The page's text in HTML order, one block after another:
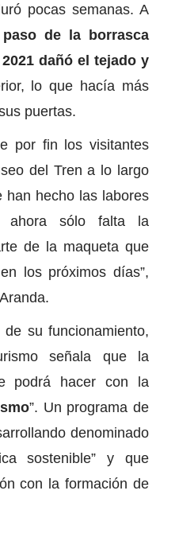
pocas semanas. A
de la borrasca
dañó el tejado y
lo que hacía más
puertas.
por fin los visitantes
del Tren a lo largo
han hecho las labores
ahora sólo falta la
de la maqueta que
los próximos días”,
su funcionamiento,
señala que la
podrá hacer con la
”. Un programa de
denominado
sostenible” y que
con la formación de